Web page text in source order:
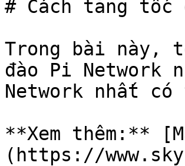
# Cách tăng tốc
Trong bài này,
đào Pi Network
Network nhất có
**Xem thêm:**
(https://